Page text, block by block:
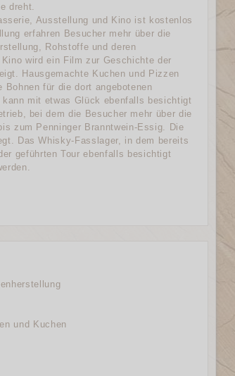
dreht.
Ausstellung und Kino ist kostenlos
erfahren Besucher mehr über die
Rohstoffe und deren
wird ein Film zur Geschichte der
Hausgemachte Kuchen und Pizzen
Bohnen für die dort angebotenen
mit etwas Glück ebenfalls besichtigt
bei dem die Besucher mehr über die
zum Penninger Branntwein-Essig. Die
Das Whisky-Fasslager, in dem bereits
geführten Tour ebenfalls besichtigt
und Kuchen